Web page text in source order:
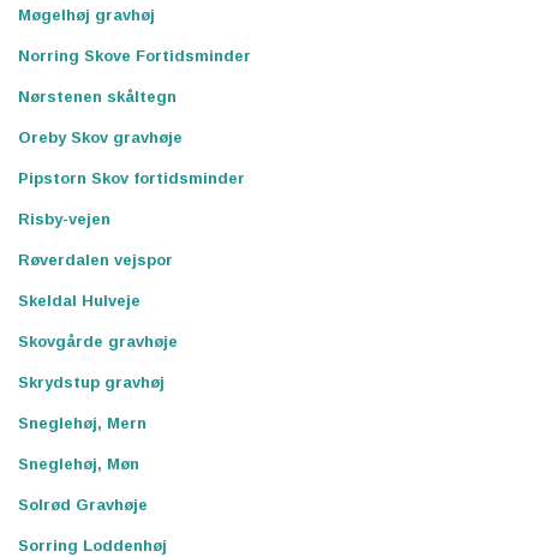
Møgelhøj gravhøj
Norring Skove Fortidsminder
Nørstenen skåltegn
Oreby Skov gravhøje
Pipstorn Skov fortidsminder
Risby-vejen
Røverdalen vejspor
Skeldal Hulveje
Skovgårde gravhøje
Skrydstup gravhøj
Sneglehøj, Mern
Sneglehøj, Møn
Solrød Gravhøje
Sorring Loddenhøj